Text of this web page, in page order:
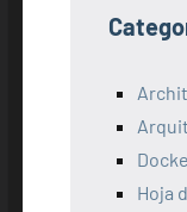
Hoja